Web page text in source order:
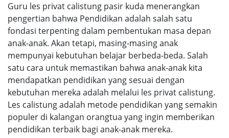
Guru les privat calistung pasir kuda menerangkan
pengertian bahwa Pendidikan adalah salah satu
fondasi terpenting dalam pembentukan masa depan
anak-anak. Akan tetapi, masing-masing anak
mempunyai kebutuhan belajar berbeda-beda. Salah
satu cara untuk memastikan bahwa anak-anak kita
mendapatkan pendidikan yang sesuai dengan
kebutuhan mereka adalah melalui les privat calistung.
Les calistung adalah metode pendidikan yang semakin
populer di kalangan orangtua yang ingin memberikan
pendidikan terbaik bagi anak-anak mereka.